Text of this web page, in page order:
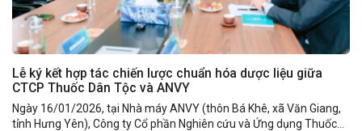
Lễ ký kết hợp tác chiến lược chuẩn hóa dược liệu giữa
CTCP Thuốc Dân Tộc và ANVY
Ngày 16/01/2026, tại Nhà máy ANVY (thôn Bá Khê, xã Văn Giang,
tỉnh Hưng Yên), Công ty Cổ phần Nghiên cứu và Ứng dụng Thuốc